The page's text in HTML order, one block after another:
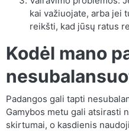
kai važiuojate, arba jei
reikšti, kad jūsų ratus
Kodėl mano
Padangos gali tapti
Gamybos metu gali atsirasti
skirtumai, o kasdienis